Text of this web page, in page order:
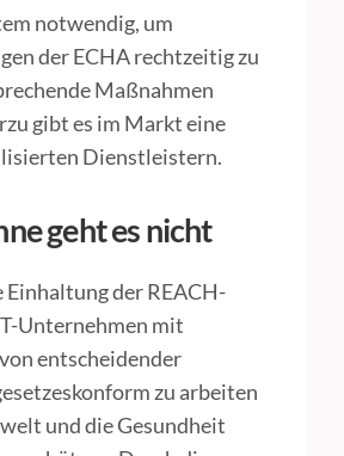
notwendig, um
der ECHA rechtzeitig zu
Maßnahmen
gibt es im Markt eine
Dienstleistern.
geht es nicht
Einhaltung der REACH-
Unternehmen mit
entscheidender
zu arbeiten
und die Gesundheit